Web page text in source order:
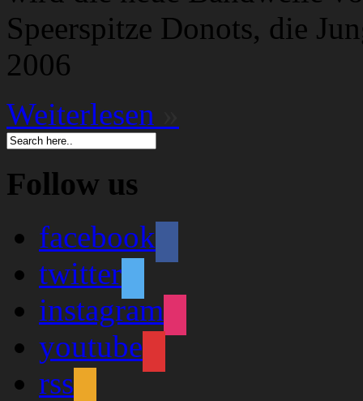
Speerspitze Donots, die
2006
Weiterlesen
Follow us
facebook
twitter
instagram
youtube
rss